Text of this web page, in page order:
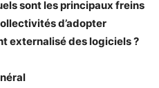
sont les principaux freins
d’adopter
externalisé des logiciels ?